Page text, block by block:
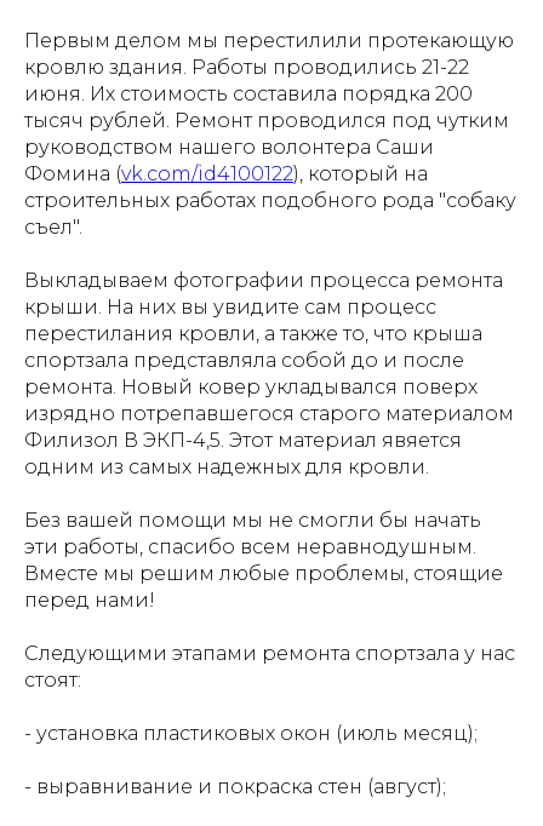
Первым делом мы перестилили протекающую
кровлю здания. Работы проводились 21-22
июня. Их стоимость составила порядка 200
тысяч рублей. Ремонт проводился под чутким
руководством нашего волонтера Саши
Фомина (vk.com/id4100122), который на
строительных работах подобного рода "собаку
съел".
Выкладываем фотографии процесса ремонта
крыши. На них вы увидите сам процесс
перестилания кровли, а также то, что крыша
спортзала представляла собой до и после
ремонта. Новый ковер укладывался поверх
изрядно потрепавшегося старого материалом
Филизол В ЭКП-4,5. Этот материал явяется
одним из самых надежных для кровли.
Без вашей помощи мы не смогли бы начать
эти работы, спасибо всем неравнодушным.
Вместе мы решим любые проблемы, стоящие
перед нами!
Следующими этапами ремонта спортзала у нас
стоят:
- установка пластиковых окон (июль месяц);
- выравнивание и покраска стен (август);